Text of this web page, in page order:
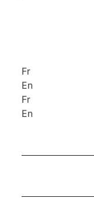
Fr
En
Fr
En